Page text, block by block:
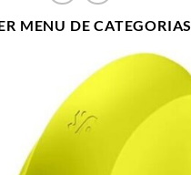
MENU DE CATEGORIAS